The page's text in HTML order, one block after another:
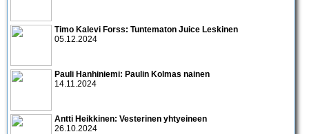
Timo Kalevi Forss: Tuntematon Juice Leskinen
05.12.2024
Pauli Hanhiniemi: Paulin Kolmas nainen
14.11.2024
Antti Heikkinen: Vesterinen yhtyeineen
26.10.2024